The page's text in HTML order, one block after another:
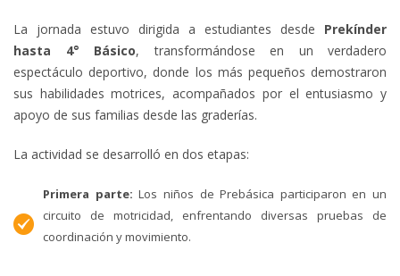
La jornada estuvo dirigida a estudiantes desde Prekínder
hasta 4° Básico, transformándose en un verdadero
espectáculo deportivo, donde los más pequeños demostraron
sus habilidades motrices, acompañados por el entusiasmo y
apoyo de sus familias desde las graderías.
La actividad se desarrolló en dos etapas:
Primera parte: Los niños de Prebásica participaron en un
circuito de motricidad, enfrentando diversas pruebas de
coordinación y movimiento.